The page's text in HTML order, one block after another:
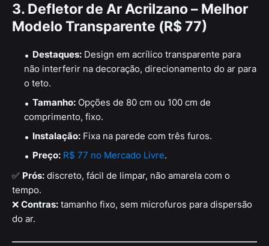
3. Defletor de Ar Acrilzano – Melhor
Modelo Transparente (R$ 77)
Destaques: Design em acrílico transparente para
não interferir na decoração, direcionamento do ar para
o teto.
Tamanho: Opções de 80 cm ou 100 cm de
comprimento, fixo.
Instalação: Fixa na parede com três furos.
Preço: R$ 77 no Mercado Livre.
✅ Prós: discreto, fácil de limpar, não amarela com o
tempo.
❌ Contras: tamanho fixo, sem microfuros para dispersão
do ar.